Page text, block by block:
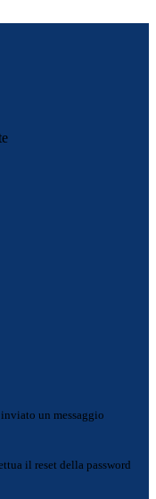
un messaggio
il reset della password